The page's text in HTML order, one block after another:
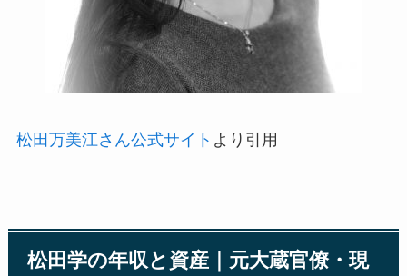
松田万美江さん公式サイト より引用
松田学の年収と資産｜元大蔵官僚・現